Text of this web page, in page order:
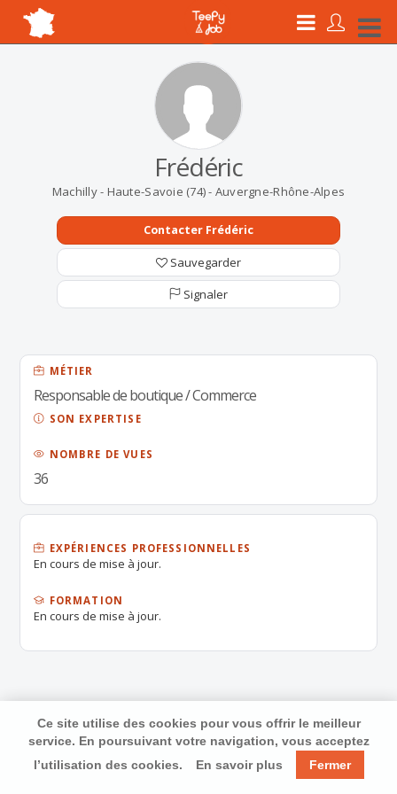
Frédéric
Machilly - Haute-Savoie (74) - Auvergne-Rhône-Alpes
Contacter Frédéric
Sauvegarder
Signaler
MÉTIER
Responsable de boutique / Commerce
SON EXPERTISE
NOMBRE DE VUES
36
EXPÉRIENCES PROFESSIONNELLES
En cours de mise à jour.
FORMATION
En cours de mise à jour.
Ce site utilise des cookies pour vous offrir le meilleur
service. En poursuivant votre navigation, vous acceptez
l’utilisation des cookies.
En savoir plus Fermer